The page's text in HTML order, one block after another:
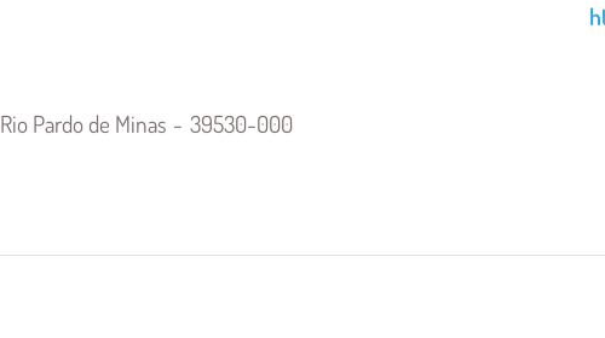
Rio Pardo de Minas 39530-000